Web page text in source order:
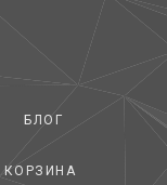
БЛОГ
КОРЗИНА